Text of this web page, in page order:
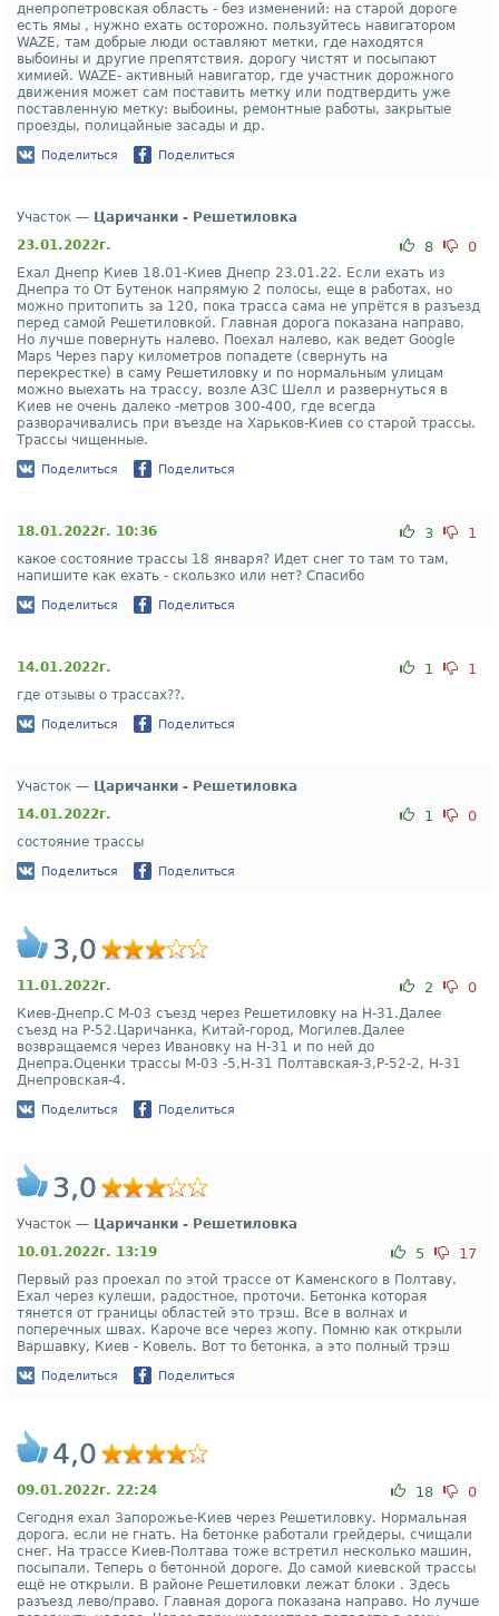
днепропетровская область - без изменений: на старой дороге
есть ямы , нужно ехать осторожно. пользуйтесь навигатором
WAZE, там добрые люди оставляют метки, где находятся
выбоины и другие препятствия. дорогу чистят и посыпают
химией. WAZE- активный навигатор, где участник дорожного
движения может сам поставить метку или подтвердить уже
поставленную метку: выбоины, ремонтные работы, закрытые
проезды, полицайные засады и др.
Поделиться Поделиться
Участок — Царичанки - Решетиловка
23.01.2022г.
8 0
Ехал Днепр Киев 18.01-Киев Днепр 23.01.22. Если ехать из
Днепра то От Бутенок напрямую 2 полосы, еще в работах, но
можно притопить за 120, пока трасса сама не упрётся в разъезд
перед самой Решетиловкой. Главная дорога показана направо.
Но лучше повернуть налево. Поехал налево, как ведет Google
Maps Через пару километров попадете (свернуть на
перекрестке) в саму Решетиловку и по нормальным улицам
можно выехать на трассу, возле АЗС Шелл и развернуться в
Киев не очень далеко -метров 300-400, где всегда
разворачивались при въезде на Харьков-Киев со старой трассы.
Трассы чищенные.
Поделиться Поделиться
18.01.2022г. 10:36 3 1
какое состояние трассы 18 января? Идет снег то там то там,
напишите как ехать - скользко или нет? Спасибо
Поделиться Поделиться
14.01.2022г. 1 1
где отзывы о трассах??.
Поделиться Поделиться
Участок — Царичанки - Решетиловка
14.01.2022г.
1 0
состояние трассы
Поделиться Поделиться
3,0
11.01.2022г. 2 0
Киев-Днепр.С М-03 съезд через Решетиловку на Н-31.Далее
съезд на Р-52.Царичанка, Китай-город, Могилев.Далее
возвращаемся через Ивановку на Н-31 и по ней до
Днепра.Оценки трассы М-03 -5,Н-31 Полтавская-3,Р-52-2, Н-31
Днепровская-4.
Поделиться Поделиться
3,0
Участок — Царичанки - Решетиловка
10.01.2022г. 13:19
5 17
Первый раз проехал по этой трассе от Каменского в Полтаву.
Ехал через кулеши, радостное, проточи. Бетонка которая
тянется от границы областей это трэш. Все в волнах и
поперечных швах. Кароче все через жопу. Помню как открыли
Варшавку, Киев - Ковель. Вот то бетонка, а это полный трэш
Поделиться Поделиться
4,0
09.01.2022г. 22:24 18 0
Сегодня ехал Запорожье-Киев через Решетиловку. Нормальная
дорога, если не гнать. На бетонке работали грейдеры, счищали
снег. На трассе Киев-Полтава тоже встретил несколько машин,
посыпали. Теперь о бетонной дороге. До самой киевской трассы
ещё не открыли. В районе Решетиловки лежат блоки . Здесь
разъезд лево/право. Главная дорога показана направо. Но лучше